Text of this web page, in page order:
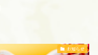
お知らせ